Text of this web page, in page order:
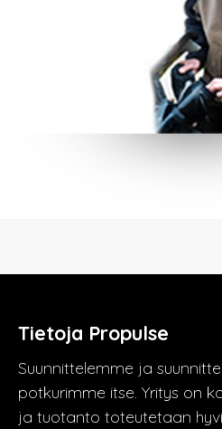
Tietoja Propulse
Suunnittelemme ja
potkurimme itse. Yritys on
ja tuotanto toteutetaan